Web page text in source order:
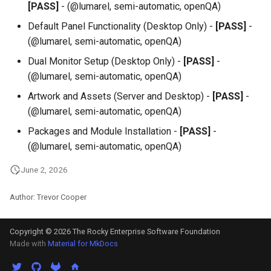
[PASS] - (@lumarel, semi-automatic, openQA)
Default Panel Functionality (Desktop Only) - [PASS] -
(@lumarel, semi-automatic, openQA)
Dual Monitor Setup (Desktop Only) - [PASS] -
(@lumarel, semi-automatic, openQA)
Artwork and Assets (Server and Desktop) - [PASS] -
(@lumarel, semi-automatic, openQA)
Packages and Module Installation - [PASS] -
(@lumarel, semi-automatic, openQA)
June 2, 2026
Author: Trevor Cooper
Copyright © 2026 The Rocky Enterprise Software Foundation
Made with Material for MkDocs